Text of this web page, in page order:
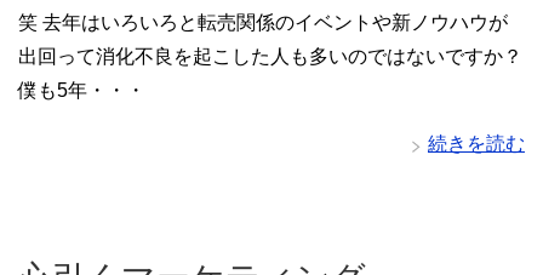
笑 去年はいろいろと転売関係のイベントや新ノウハウが
出回って消化不良を起こした人も多いのではないですか？
僕も5年・・・
続きを読む